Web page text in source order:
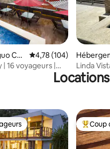
Cus
Évaluation moyenne
4,78 (104)
16 voyageurs |
Linda
les plus appréciés Coups
Coup